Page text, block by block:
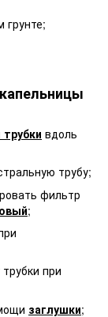
грунте;
вдоль
трубу;
фильтр
;
при
заглушки;